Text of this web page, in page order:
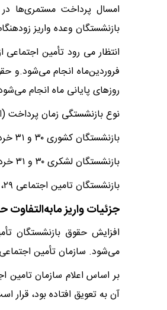
بازنشستگان وعده واریز
روزهای پایانی ماه انجام
نوع بازنشستگی زمان پرداخت
بازنشستگان کشوری ۳۰ و ۳۱ خرداد ۱۴۰۴ مطابق روال ماه‌های گذشته
بازنشستگان لشکری ۳۰ و ۳۱ خرداد ۱۴۰۴ مطابق روال ماه‌های گذشته
بازنشستگان تامین اجتماعی ۲۹، ۳۰ و ۳۱ خرداد ۱۴۰۴ (احتمالی) مشابه فروردین و اردیبهشت‌ ۱۴۰۴
جزئیات واریز مابه‌التفاوت
می‌شود. سازمان تأمین
آن به تعویق افتاده بود،